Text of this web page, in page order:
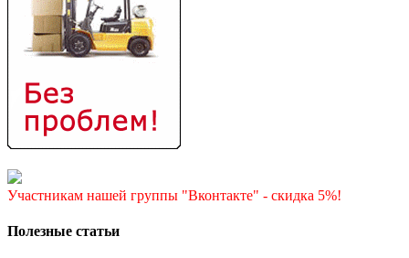
Участникам нашей группы "Вконтакте" - скидка 5%!
Полезные статьи